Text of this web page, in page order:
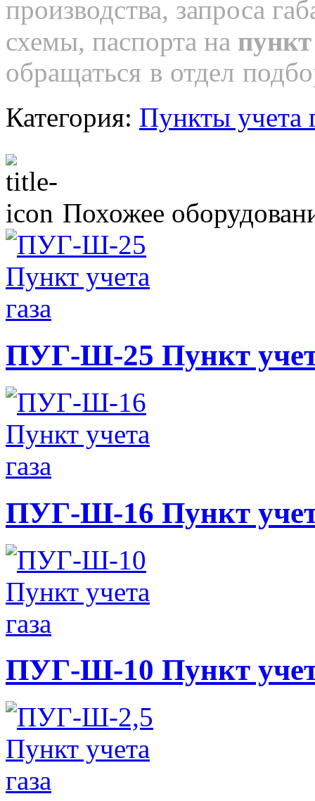
производства, запроса
схемы, паспорта на
обращаться в отдел
Категория: Пункты учета
Похожее
ПУГ-Ш-25 Пункт
ПУГ-Ш-16 Пункт
ПУГ-Ш-10 Пункт